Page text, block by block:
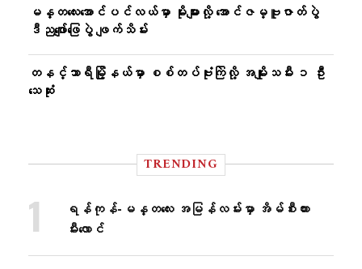
မန္တလေးအောင်ပင်လယ်မှာ မိုးများလို့ အောင်ဇမ္ဗူဇာတ်ပွဲ
ဒီညဖျော်ဖြေပွဲ ဖျက်သိမ်း
တနင်္သာရီမြို့နယ်မှာ စစ်တပ်ဗုံးကြဲလို့ အမျိုးသမီး ၁ ဦး
သေဆုံး
TRENDING
ရန်ကုန်-မန္တလေး အမြန်လမ်းမှာ အိမ်စီးကား
မီးလောင်